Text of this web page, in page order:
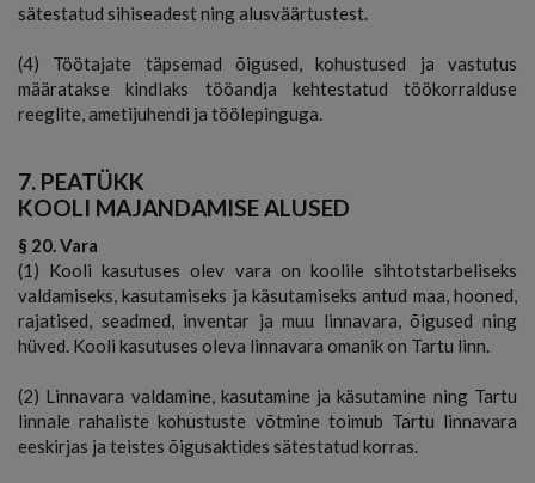
sätestatud sihiseadest ning alusväärtustest.
(4) Töötajate täpsemad õigused, kohustused ja vastutus
määratakse kindlaks tööandja kehtestatud töökorralduse
reeglite, ametijuhendi ja töölepinguga.
7. PEATÜKK
KOOLI MAJANDAMISE ALUSED
§ 20. Vara
(1) Kooli kasutuses olev vara on koolile sihtotstarbeliseks
valdamiseks, kasutamiseks ja käsutamiseks antud maa, hooned,
rajatised, seadmed, inventar ja muu linnavara, õigused ning
hüved. Kooli kasutuses oleva linnavara omanik on Tartu linn.
(2) Linnavara valdamine, kasutamine ja käsutamine ning Tartu
linnale rahaliste kohustuste võtmine toimub Tartu linnavara
eeskirjas ja teistes õigusaktides sätestatud korras.